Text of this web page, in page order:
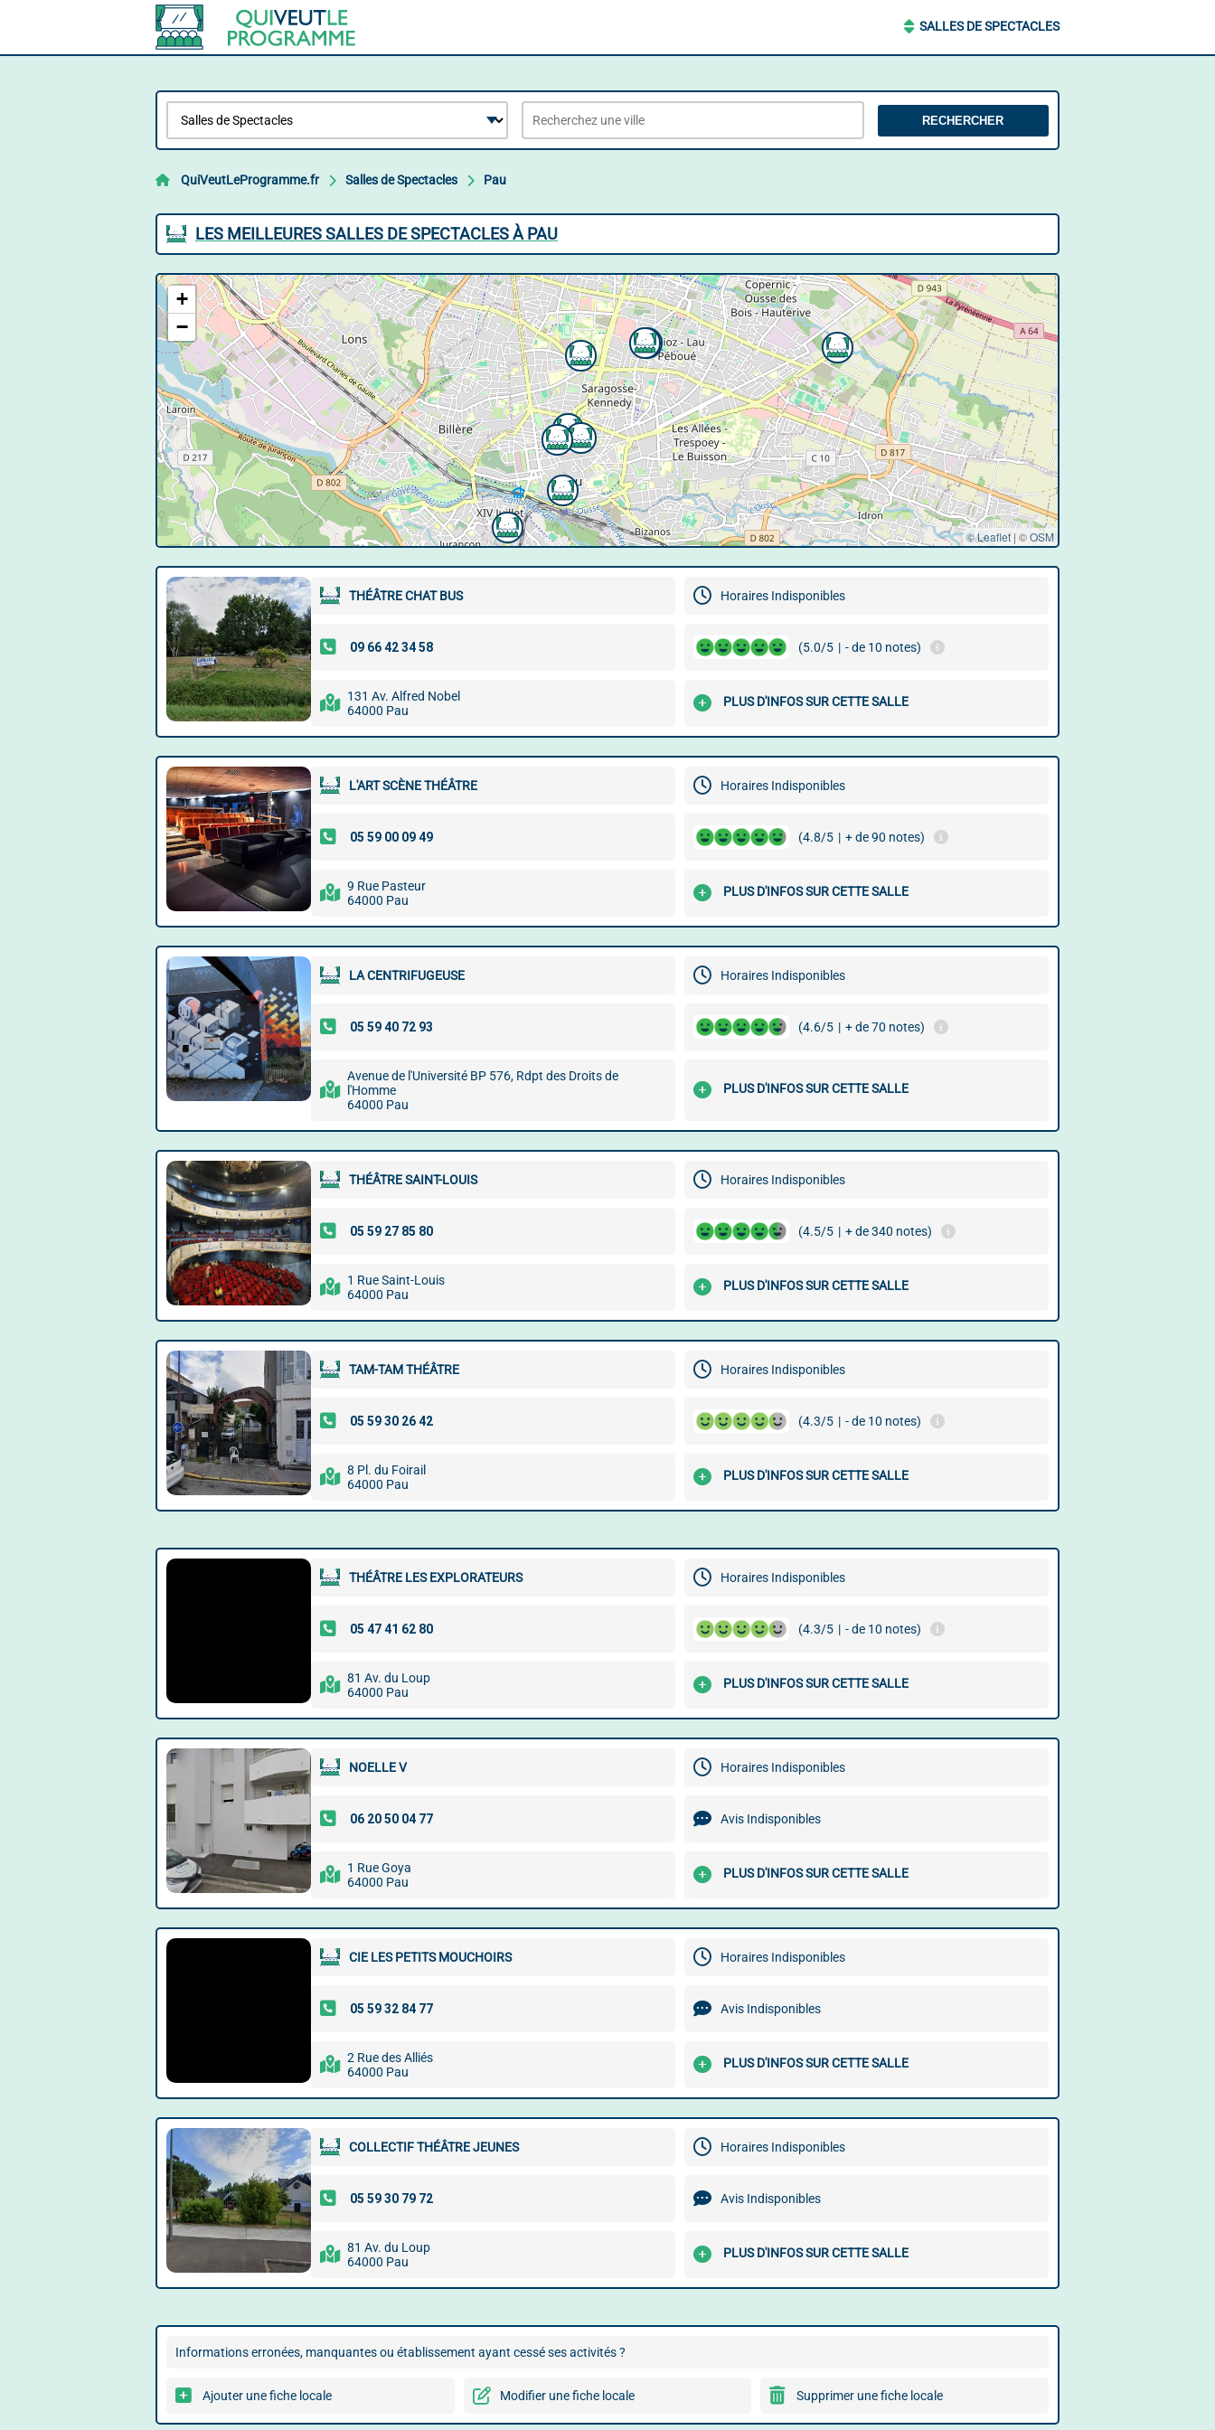
SALLES DE SPECTACLES
RECHERCHER
QuiVeutLeProgramme.fr Salles de Spectacles Pau
LES MEILLEURES SALLES DE SPECTACLES À PAU
+
−
© Leaflet | ©OSM
THÉÂTRE CHAT BUS Horaires Indisponibles
(5.0/5 | - de 10 notes)
131 Av. Alfred Nobel
64000 Pau
PLUS D'INFOS SUR CETTE SALLE
L'ART SCÈNE THÉÂTRE Horaires Indisponibles
(4.8/5 | + de 90 notes)
9 Rue Pasteur
64000 Pau
PLUS D'INFOS SUR CETTE SALLE
LA CENTRIFUGEUSE Horaires Indisponibles
(4.6/5 | + de 70 notes)
Avenue de l'Université BP 576, Rdpt des Droits de
l'Homme
64000 Pau
PLUS D'INFOS SUR CETTE SALLE
THÉÂTRE SAINT-LOUIS Horaires Indisponibles
(4.5/5 | + de 340 notes)
1 Rue Saint-Louis
64000 Pau
PLUS D'INFOS SUR CETTE SALLE
TAM-TAM THÉÂTRE Horaires Indisponibles
(4.3/5 | - de 10 notes)
8 Pl. du Foirail
64000 Pau
PLUS D'INFOS SUR CETTE SALLE
THÉÂTRE LES EXPLORATEURS Horaires Indisponibles
(4.3/5 | - de 10 notes)
81 Av. du Loup
64000 Pau
PLUS D'INFOS SUR CETTE SALLE
NOELLE V Horaires Indisponibles
Avis Indisponibles
1 Rue Goya
64000 Pau
PLUS D'INFOS SUR CETTE SALLE
CIE LES PETITS MOUCHOIRS Horaires Indisponibles
Avis Indisponibles
2 Rue des Alliés
64000 Pau
PLUS D'INFOS SUR CETTE SALLE
COLLECTIF THÉÂTRE JEUNES Horaires Indisponibles
Avis Indisponibles
81 Av. du Loup
64000 Pau
PLUS D'INFOS SUR CETTE SALLE
Informations erronées, manquantes ou établissement ayant cessé ses activités ?
Ajouter une fiche locale Modifier une fiche locale Supprimer une fiche locale